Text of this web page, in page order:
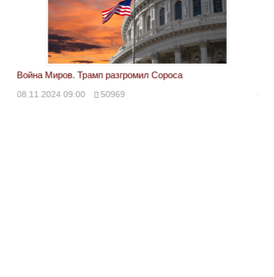
Война Миров. Трамп разгромил Сороса
08.11.2024 09:00 50969